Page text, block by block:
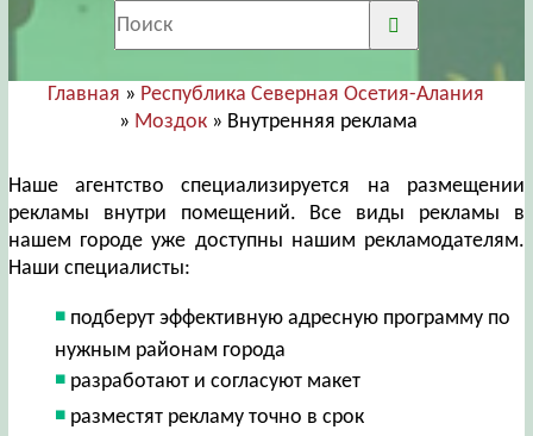
Главная » Республика Северная Осетия-Алания
» Моздок » Внутренняя реклама
Наше агентство специализируется на размещении
рекламы внутри помещений. Все виды рекламы в
нашем городе уже доступны нашим рекламодателям.
Наши специалисты:
подберут эффективную адресную программу по
нужным районам города
разработают и согласуют макет
разместят рекламу точно в срок